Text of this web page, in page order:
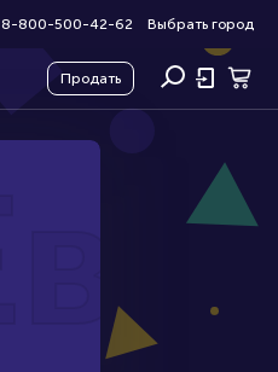
8-800-500-42-62 Выбрать город
Продать